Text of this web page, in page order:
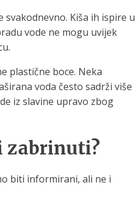
svakodnevno. Kiša ih ispire u
vode ne mogu uvijek
plastične boce. Neka
voda često sadrži više
iz slavine upravo zbog
zabrinuti?
biti informirani, ali ne i